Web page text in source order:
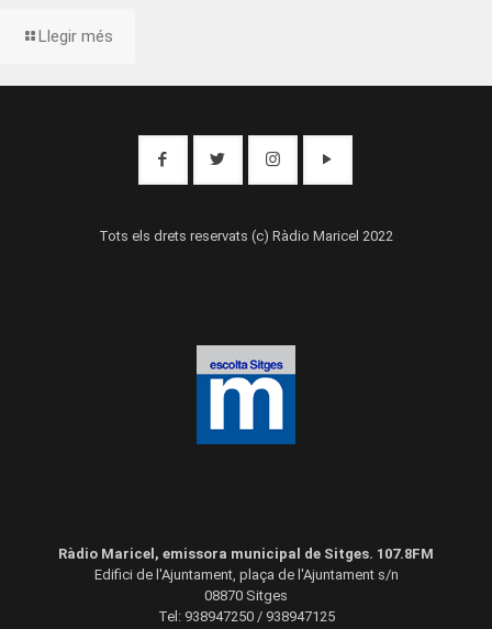
Llegir més
Tots els drets reservats (c) Ràdio Maricel 2022
Ràdio Maricel, emissora municipal de Sitges. 107.8FM
Edifici de l'Ajuntament, plaça de l'Ajuntament s/n
08870 Sitges
Tel: 938947250 / 938947125